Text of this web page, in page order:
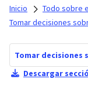
Inicio
Todo sobre
Tomar decisiones
Tomar
Descargar